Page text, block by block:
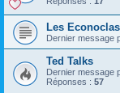
Les
Dernier message
Ted Talks
Dernier message
Réponses : 57